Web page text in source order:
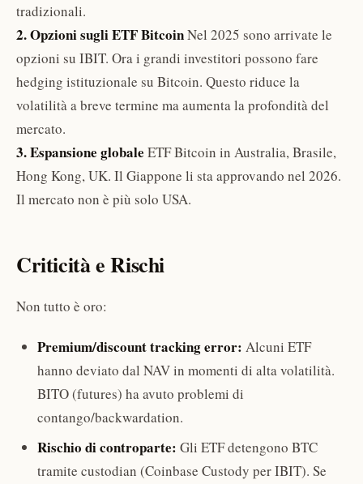
tradizionali.
2. Opzioni sugli ETF BitcoinNel 2025 sono arrivate le
opzioni su IBIT. Ora i grandi investitori possono fare
hedging istituzionale su Bitcoin. Questo riduce la
volatilità a breve termine ma aumenta la profondità del
mercato.
3. Espansione globale ETF Bitcoin in Australia, Brasile,
Hong Kong, UK. Il Giappone li sta approvando nel 2026.
Il mercato non è più solo USA.
Criticità e Rischi
Non tutto è oro:
Premium/discount tracking error: Alcuni ETF
hanno deviato dal NAV in momenti di alta volatilità.
BITO (futures) ha avuto problemi di
contango/backwardation.
Rischio di controparte: Gli ETF detengono BTC
tramite custodian (Coinbase Custody per IBIT). Se